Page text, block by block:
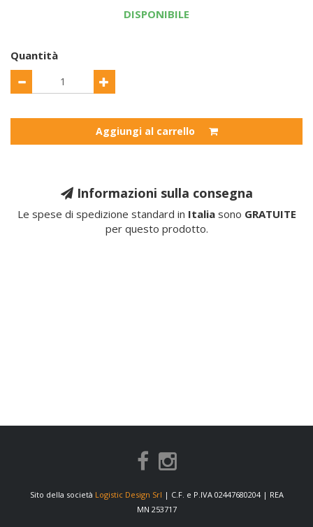
DISPONIBILE
Quantità
Aggiungi al carrello
Informazioni sulla consegna
Le spese di spedizione standard in Italiasono GRATUITE
per questo prodotto.
Sito della società Logistic Design Srl | C.F. e P.IVA 02447680204 | REA
MN 253717